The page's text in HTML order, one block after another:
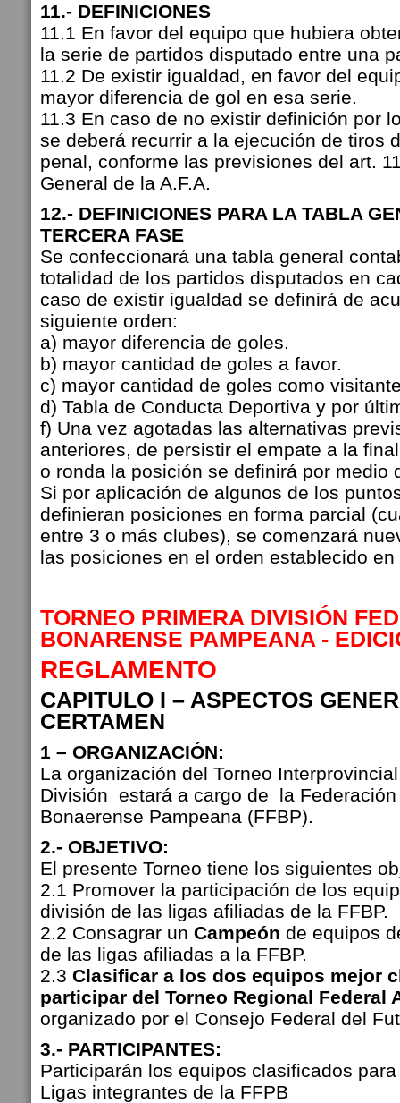
11.- DEFINICIONES
11.1 En favor del equipo que hubiera
la serie de partidos disputado entre una
11.2 De existir igualdad, en favor del
mayor diferencia de gol en esa serie.
11.3 En caso de no existir definición por
se deberá recurrir a la ejecución de tiros
penal, conforme las previsiones del art.
General de la A.F.A.
12.- DEFINICIONES PARA LA TABLA
TERCERA FASE
Se confeccionará una tabla general
totalidad de los partidos disputados en
caso de existir igualdad se definirá de
siguiente orden:
a) mayor diferencia de goles.
b) mayor cantidad de goles a favor.
c) mayor cantidad de goles como
d) Tabla de Conducta Deportiva y por
f) Una vez agotadas las alternativas
anteriores, de persistir el empate a la
o ronda la posición se definirá por medio
Si por aplicación de algunos de los
definieran posiciones en forma parcial
entre 3 o más clubes), se comenzará
las posiciones en el orden establecido
TORNEO PRIMERA DIVISIÓN
BONARENSE PAMPEANA -
REGLAMENTO
CAPITULO I – ASPECTOS
CERTAMEN
1 – ORGANIZACIÓN:
La organización del Torneo
División estará a cargo de la Federación
Bonaerense Pampeana (FFBP).
2.- OBJETIVO:
El presente Torneo tiene los siguientes
2.1 Promover la participación de los
división de las ligas afiliadas de la FFBP.
2.2 Consagrar un Campeón de equipos
de las ligas afiliadas a la FFBP.
2.3 Clasificar a los dos equipos mejor
participar del Torneo Regional Federal
organizado por el Consejo Federal del
3.- PARTICIPANTES:
Participarán los equipos clasificados
Ligas integrantes de la FFPB